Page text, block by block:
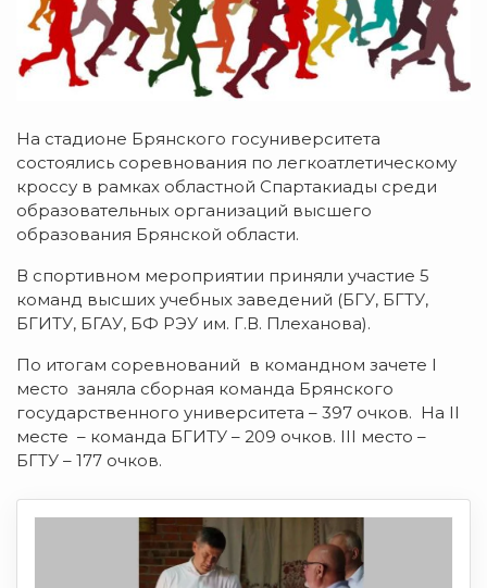
На стадионе Брянского госуниверситета
состоялись соревнования по легкоатлетическому
кроссу в рамках областной Спартакиады среди
образовательных организаций высшего
образования Брянской области.
В спортивном мероприятии приняли участие 5
команд высших учебных заведений (БГУ, БГТУ,
БГИТУ, БГАУ, БФ РЭУ им. Г.В. Плеханова).
По итогам соревнований в командном зачете I
место заняла сборная команда Брянского
государственного университета – 397 очков. На II
месте – команда БГИТУ – 209 очков. III место –
БГТУ – 177 очков.